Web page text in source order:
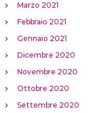
Marzo 2021
Febbraio 2021
Gennaio 2021
Dicembre 2020
Novembre 2020
Ottobre 2020
Settembre 2020